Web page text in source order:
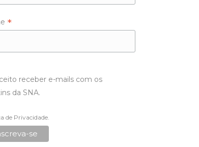
*
receber e-mails com os
da SNA.
de Privacidade.